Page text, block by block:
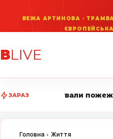
ВLIVE
ЗАРАЗ без
Головна Життя